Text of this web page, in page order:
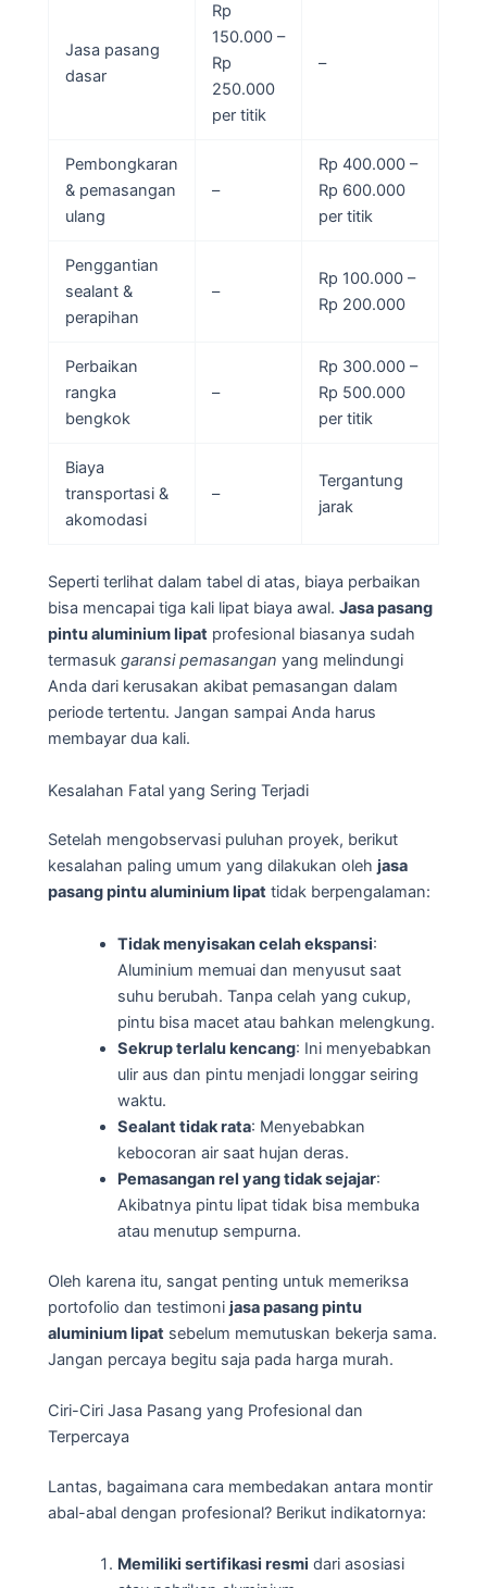
Jasa pasang
dasar
Rp
150.000 –
Rp
250.000
per titik
–
Pembongkaran
& pemasangan
ulang
–
Rp 400.000 –
Rp 600.000
per titik
Penggantian
sealant &
perapihan
–
Rp 100.000 –
Rp 200.000
Perbaikan
rangka
bengkok
–
Rp 300.000 –
Rp 500.000
per titik
Biaya
transportasi &
akomodasi
–
Tergantung
jarak
Seperti terlihat dalam tabel di atas, biaya perbaikan
bisa mencapai tiga kali lipat biaya awal. Jasa pasang
pintu aluminium lipat profesional biasanya sudah
termasuk garansi pemasangan yang melindungi
Anda dari kerusakan akibat pemasangan dalam
periode tertentu. Jangan sampai Anda harus
membayar dua kali.
Kesalahan Fatal yang Sering Terjadi
Setelah mengobservasi puluhan proyek, berikut
kesalahan paling umum yang dilakukan oleh jasa
pasang pintu aluminium lipat tidak berpengalaman:
Tidak menyisakan celah ekspansi:
Aluminium memuai dan menyusut saat
suhu berubah. Tanpa celah yang cukup,
pintu bisa macet atau bahkan melengkung.
Sekrup terlalu kencang: Ini menyebabkan
ulir aus dan pintu menjadi longgar seiring
waktu.
Sealant tidak rata: Menyebabkan
kebocoran air saat hujan deras.
Pemasangan rel yang tidak sejajar:
Akibatnya pintu lipat tidak bisa membuka
atau menutup sempurna.
Oleh karena itu, sangat penting untuk memeriksa
portofolio dan testimoni jasa pasang pintu
aluminium lipat sebelum memutuskan bekerja sama.
Jangan percaya begitu saja pada harga murah.
Ciri-Ciri Jasa Pasang yang Profesional dan
Terpercaya
Lantas, bagaimana cara membedakan antara montir
abal-abal dengan profesional? Berikut indikatornya:
Memiliki sertifikasi resmi dari asosiasi